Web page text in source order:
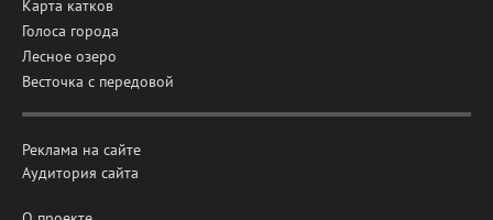
Карта катков
Голоса города
Лесное озеро
Весточка с передовой
Реклама на сайте
Аудитория сайта